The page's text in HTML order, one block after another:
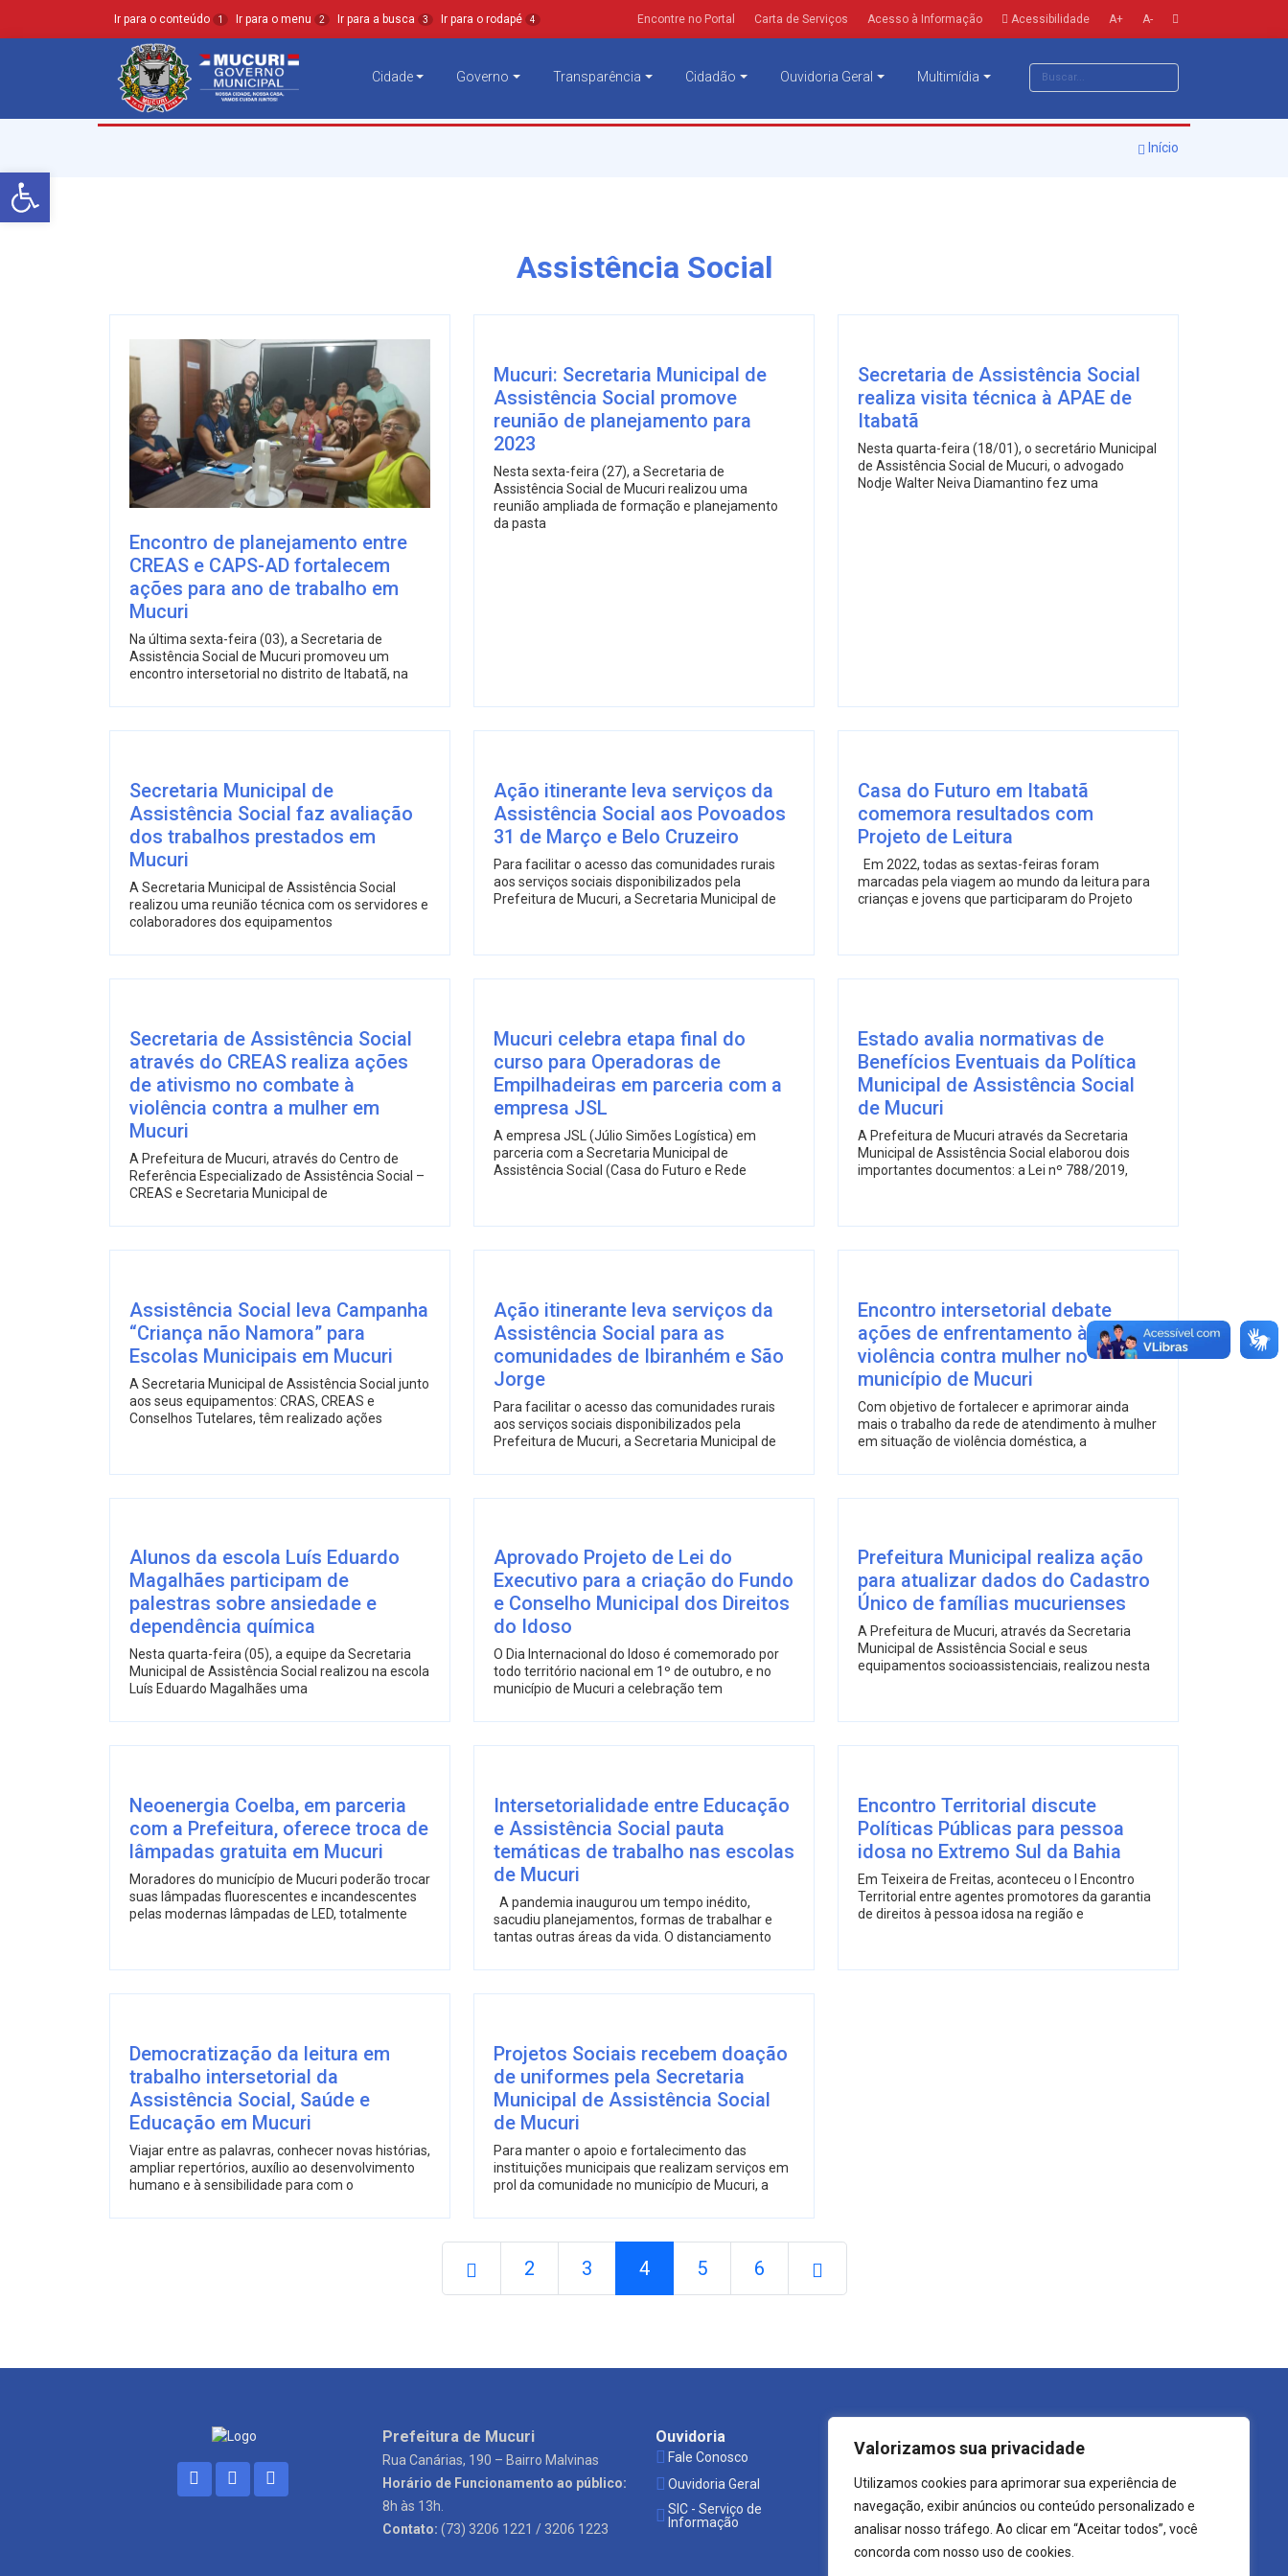
Barra de Ferramentas Aberta
Valorizamos sua privacidade
Utilizamos cookies para aprimorar sua experiência de
navegação, exibir anúncios ou conteúdo personalizado e
analisar nosso tráfego. Ao clicar em “Aceitar todos”, você
concorda com nosso uso de cookies.
Ir para o conteúdo 1 Ir para o menu 2 Ir para a busca 3 Ir para o rodapé 4 Encontre no Portal Carta de Serviços Acesso à Informação Acessibilidade A+ A-
Cidade Governo Transparência Cidadão Ouvidoria Geral Multimídia
Início
Assistência Social
Encontro de planejamento entre
CREAS e CAPS-AD fortalecem
ações para ano de trabalho em
Mucuri
Na última sexta-feira (03), a Secretaria de
Assistência Social de Mucuri promoveu um
encontro intersetorial no distrito de Itabatã, na
Mucuri: Secretaria Municipal de
Assistência Social promove
reunião de planejamento para
2023
Nesta sexta-feira (27), a Secretaria de
Assistência Social de Mucuri realizou uma
reunião ampliada de formação e planejamento
da pasta
Secretaria de Assistência Social
realiza visita técnica à APAE de
Itabatã
Nesta quarta-feira (18/01), o secretário Municipal
de Assistência Social de Mucuri, o advogado
Nodje Walter Neiva Diamantino fez uma
Secretaria Municipal de
Assistência Social faz avaliação
dos trabalhos prestados em
Mucuri
A Secretaria Municipal de Assistência Social
realizou uma reunião técnica com os servidores e
colaboradores dos equipamentos
Ação itinerante leva serviços da
Assistência Social aos Povoados
31 de Março e Belo Cruzeiro
Para facilitar o acesso das comunidades rurais
aos serviços sociais disponibilizados pela
Prefeitura de Mucuri, a Secretaria Municipal de
Casa do Futuro em Itabatã
comemora resultados com
Projeto de Leitura
Em 2022, todas as sextas-feiras foram
marcadas pela viagem ao mundo da leitura para
crianças e jovens que participaram do Projeto
Secretaria de Assistência Social
através do CREAS realiza ações
de ativismo no combate à
violência contra a mulher em
Mucuri
A Prefeitura de Mucuri, através do Centro de
Referência Especializado de Assistência Social –
CREAS e Secretaria Municipal de
Mucuri celebra etapa final do
curso para Operadoras de
Empilhadeiras em parceria com a
empresa JSL
A empresa JSL (Júlio Simões Logística) em
parceria com a Secretaria Municipal de
Assistência Social (Casa do Futuro e Rede
Estado avalia normativas de
Benefícios Eventuais da Política
Municipal de Assistência Social
de Mucuri
A Prefeitura de Mucuri através da Secretaria
Municipal de Assistência Social elaborou dois
importantes documentos: a Lei nº 788/2019,
Assistência Social leva Campanha
“Criança não Namora” para
Escolas Municipais em Mucuri
A Secretaria Municipal de Assistência Social junto
aos seus equipamentos: CRAS, CREAS e
Conselhos Tutelares, têm realizado ações
Ação itinerante leva serviços da
Assistência Social para as
comunidades de Ibiranhém e São
Jorge
Para facilitar o acesso das comunidades rurais
aos serviços sociais disponibilizados pela
Prefeitura de Mucuri, a Secretaria Municipal de
Encontro intersetorial debate
ações de enfrentamento à
violência contra mulher no
município de Mucuri
Com objetivo de fortalecer e aprimorar ainda
mais o trabalho da rede de atendimento à mulher
em situação de violência doméstica, a
Alunos da escola Luís Eduardo
Magalhães participam de
palestras sobre ansiedade e
dependência química
Nesta quarta-feira (05), a equipe da Secretaria
Municipal de Assistência Social realizou na escola
Luís Eduardo Magalhães uma
Aprovado Projeto de Lei do
Executivo para a criação do Fundo
e Conselho Municipal dos Direitos
do Idoso
O Dia Internacional do Idoso é comemorado por
todo território nacional em 1º de outubro, e no
município de Mucuri a celebração tem
Prefeitura Municipal realiza ação
para atualizar dados do Cadastro
Único de famílias mucurienses
A Prefeitura de Mucuri, através da Secretaria
Municipal de Assistência Social e seus
equipamentos socioassistenciais, realizou nesta
Neoenergia Coelba, em parceria
com a Prefeitura, oferece troca de
lâmpadas gratuita em Mucuri
Moradores do município de Mucuri poderão trocar
suas lâmpadas fluorescentes e incandescentes
pelas modernas lâmpadas de LED, totalmente
Intersetorialidade entre Educação
e Assistência Social pauta
temáticas de trabalho nas escolas
de Mucuri
A pandemia inaugurou um tempo inédito,
sacudiu planejamentos, formas de trabalhar e
tantas outras áreas da vida. O distanciamento
Encontro Territorial discute
Políticas Públicas para pessoa
idosa no Extremo Sul da Bahia
Em Teixeira de Freitas, aconteceu o I Encontro
Territorial entre agentes promotores da garantia
de direitos à pessoa idosa na região e
Democratização da leitura em
trabalho intersetorial da
Assistência Social, Saúde e
Educação em Mucuri
Viajar entre as palavras, conhecer novas histórias,
ampliar repertórios, auxílio ao desenvolvimento
humano e à sensibilidade para com o
Projetos Sociais recebem doação
de uniformes pela Secretaria
Municipal de Assistência Social
de Mucuri
Para manter o apoio e fortalecimento das
instituições municipais que realizam serviços em
prol da comunidade no município de Mucuri, a
2 3 4 5 6
Prefeitura de Mucuri
Rua Canárias, 190 – Bairro Malvinas
Horário de Funcionamento ao público:
8h às 13h.
Contato: (73) 3206 1221 / 3206 1223
Ouvidoria
Fale Conosco
Ouvidoria Geral
SIC - Serviço de
Informação
Estrutura do Governo
Prefeito
Secretarias
Órgãos
Transparência
LGPD
Carta de Serviços
Leis Municipais